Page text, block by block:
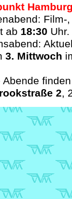
ab 18:30 Uhr.
3. Mittwoch
Abende
2,